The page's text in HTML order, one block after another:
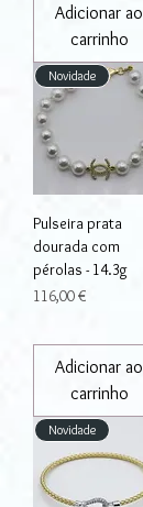
Adicionar ao
carrinho
Novidade
Pulseira prata
dourada com
pérolas - 14.3g
Preço
116,00 €
Adicionar ao
carrinho
Novidade